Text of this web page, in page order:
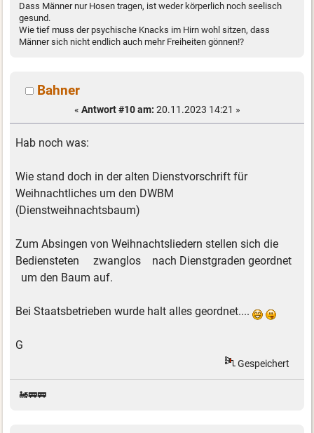
Dass Männer nur Hosen tragen, ist weder körperlich noch seelisch
gesund.
Wie tief muss der psychische Knacks im Hirn wohl sitzen, dass
Männer sich nicht endlich auch mehr Freiheiten gönnen!?
Bahner
« Antwort #10 am: 20.11.2023 14:21 »
Hab noch was:
Wie stand doch in der alten Dienstvorschrift für
Weihnachtliches um den DWBM
(Dienstweihnachtsbaum)
Zum Absingen von Weihnachtsliedern stellen sich die
Bediensteten zwanglos nach Dienstgraden geordnet
um den Baum auf.
Bei Staatsbetrieben wurde halt alles geordnet....
G
Gespeichert
🚂🚃🚃